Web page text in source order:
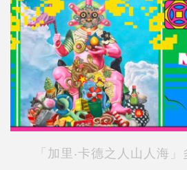
「加里‧卡德之人山人海